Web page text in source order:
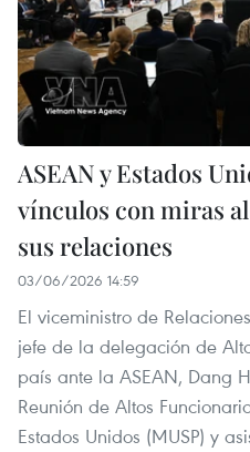
ASEAN y Estados
vínculos con miras
sus relaciones
03/06/2026 14:59
El viceministro de
jefe de la delegación de
país ante la ASEAN, Dang
Reunión de Altos
Estados Unidos (MUSP) y